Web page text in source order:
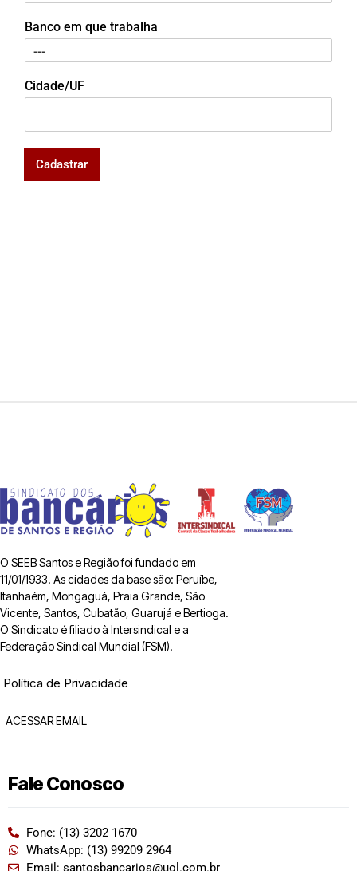
Banco em que trabalha
Cidade/UF
Cadastrar
O SEEB Santos e Região foi fundado em
11/01/1933. As cidades da base são: Peruíbe,
Itanhaém, Mongaguá, Praia Grande, São
Vicente, Santos, Cubatão, Guarujá e Bertioga.
O Sindicato é filiado à Intersindical e a
Federação Sindical Mundial (FSM).
Política de Privacidade
ACESSAR EMAIL
Fale Conosco
Fone: (13) 3202 1670
WhatsApp: (13) 99209 2964
Email: santosbancarios@uol.com.br